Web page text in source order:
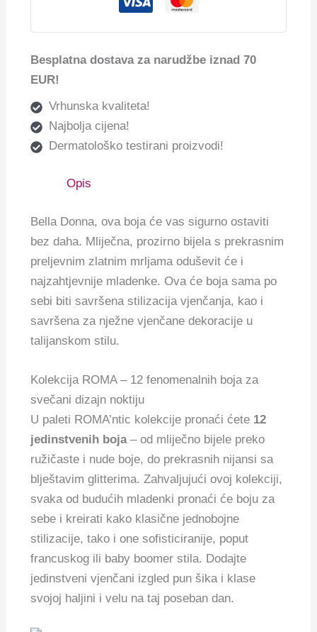
Besplatna dostava za narudžbe iznad 70
EUR!
Vrhunska kvaliteta!
Najbolja cijena!
Dermatološko testirani proizvodi!
Opis
Bella Donna, ova boja će vas sigurno ostaviti
bez daha. Mliječna, prozirno bijela s prekrasnim
preljevnim zlatnim mrljama oduševit će i
najzahtjevnije mladenke. Ova će boja sama po
sebi biti savršena stilizacija vjenčanja, kao i
savršena za nježne vjenčane dekoracije u
talijanskom stilu.
Kolekcija ROMA – 12 fenomenalnih boja za
svečani dizajn noktiju
U paleti ROMA’ntic kolekcije pronaći ćete 12
jedinstvenih boja– od mliječno bijele preko
ružičaste i nude boje, do prekrasnih nijansi sa
blještavim glitterima.Zahvaljujući ovoj kolekciji,
svaka od budućih mladenki pronaći će boju za
sebe i kreirati kako klasične jednobojne
stilizacije, tako i one sofisticiranije, poput
francuskog ili baby boomer stila. Dodajte
jedinstveni vjenčani izgled pun šika i klase
svojoj haljini i velu na taj poseban dan.